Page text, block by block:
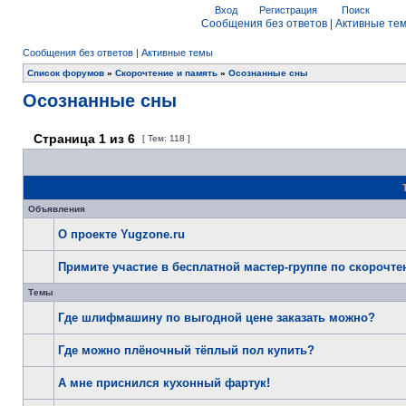
Вход Регистрация Поиск
Сообщения без ответов Активные
Сообщения без ответов | Активные темы
Список форумов » Скорочтение и память » Осознанные сны
Осознанные сны
Страница 1 из 6 [ Тем: 118 ]
Объявления
О проекте Yugzone.ru
Примите участие в бесплатной мастер-группе по
Темы
Где шлифмашину по выгодной цене заказать можно?
Где можно плёночный тёплый пол купить?
А мне приснился кухонный фартук!